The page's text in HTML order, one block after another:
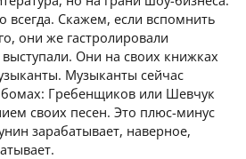
всегда. Скажем, если вспомнить
они же гастролировали
Они на своих книжках
Музыканты сейчас
Гребенщиков или Шевчук
своих песен. Это плюс-минус
зарабатывает, наверное,